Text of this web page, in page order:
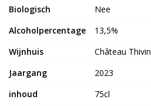
Biologisch
Nee
Alcoholpercentage
13,5%
Wijnhuis
Château Thivin
Jaargang
2023
inhoud
75cl